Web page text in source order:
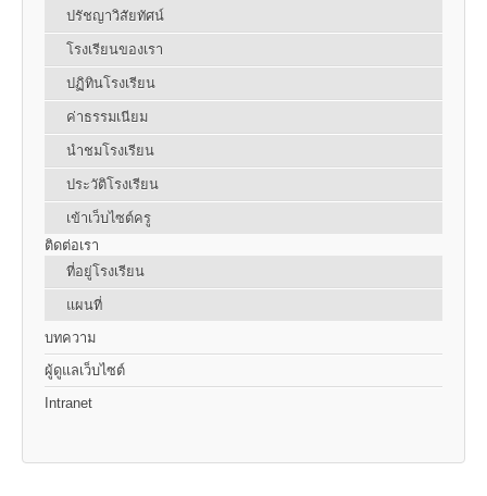
ปรัชญาวิสัยทัศน์
โรงเรียนของเรา
ปฏิทินโรงเรียน
ค่าธรรมเนียม
นำชมโรงเรียน
ประวัติโรงเรียน
เข้าเว็บไซต์ครู
ติดต่อเรา
ที่อยู่โรงเรียน
แผนที่
บทความ
ผู้ดูแลเว็บไซต์
Intranet